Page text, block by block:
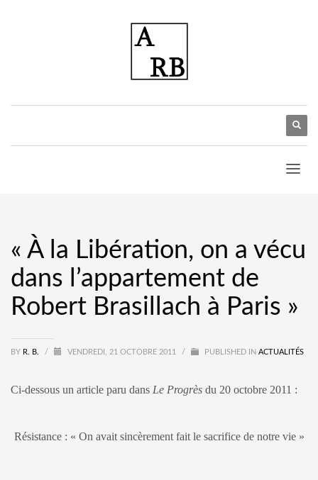
« À la Libération, on a vécu
dans l’appartement de
Robert Brasillach à Paris »
BY R. B. / VENDREDI, 21 OCTOBRE 2011 / PUBLISHED IN ACTUALITÉS
Ci-dessous un article paru dans Le Progrès du 20 octobre 2011 :
Résistance : « On avait sincèrement fait le sacrifice de notre vie »